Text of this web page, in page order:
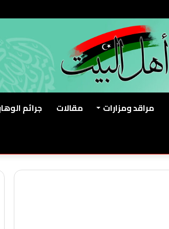
مراقد ومزارات مقالات جرائم